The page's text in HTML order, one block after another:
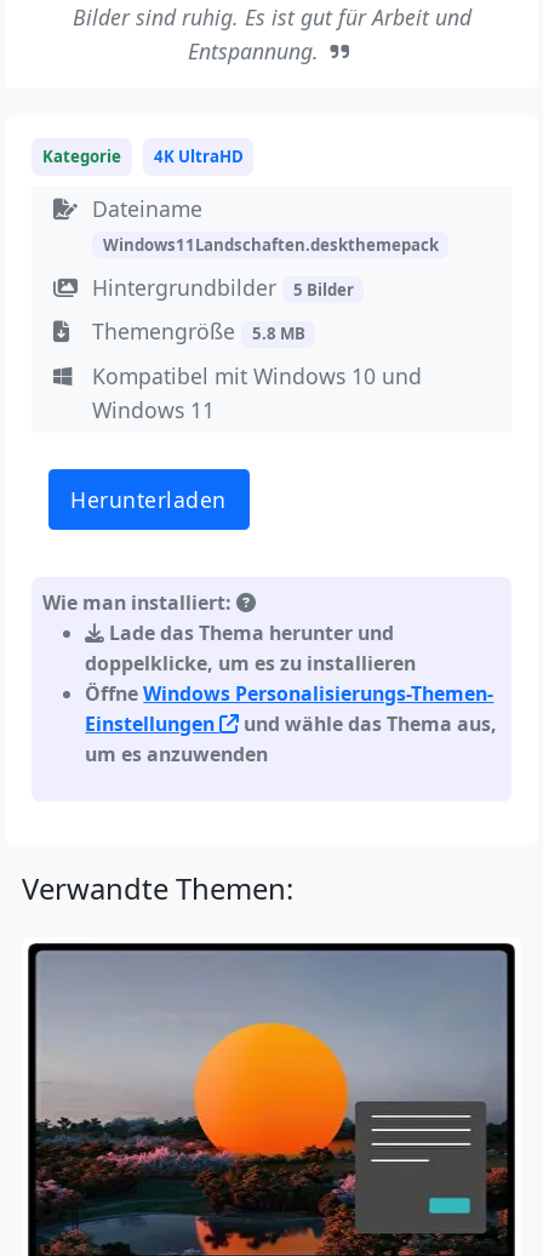
Bilder sind ruhig. Es ist gut für Arbeit und
Entspannung.
Kategorie 4K UltraHD
Dateiname
Windows11Landschaften.deskthemepack
Hintergrundbilder 5 Bilder
Themengröße 5.8 MB
Kompatibel mit Windows 10 und
Windows 11
Herunterladen
Wie man installiert:
Lade das Thema herunter und
doppelklicke, um es zu installieren
ÖffneWindows Personalisierungs-Themen-
Einstellungen
und wähle das Thema aus,
um es anzuwenden
Verwandte Themen: